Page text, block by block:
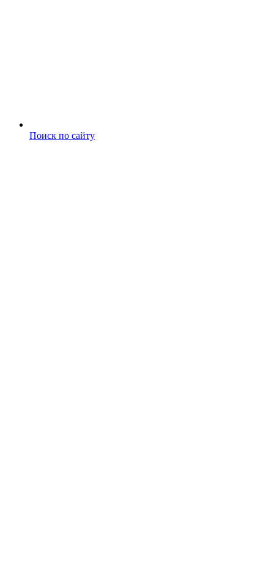
Поиск по сайту